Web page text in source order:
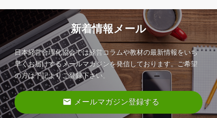
新着情報メール
日本経営合理化協会では経営コラムや教材の最新情報をいち
早くお届けするメールマガジンを発信しております。ご希望
の方は下記よりご登録下さい。
email メールマガジン登録する